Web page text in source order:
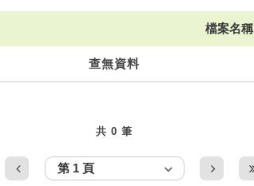
檔案名稱
查無資料
共 0 筆